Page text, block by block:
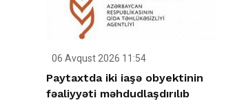
06 Avqust 2026 11:54
Paytaxtda iki iaşə obyektinin
fəaliyyəti məhdudlaşdırılıb